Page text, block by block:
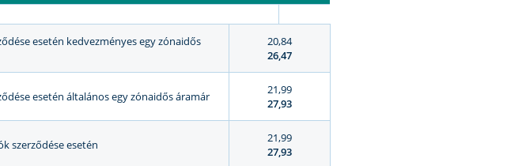
esetén kedvezményes egy zónaidős
20,84
26,47
esetén általános egy zónaidős áramár
21,99
27,93
szerződése esetén
21,99
27,93